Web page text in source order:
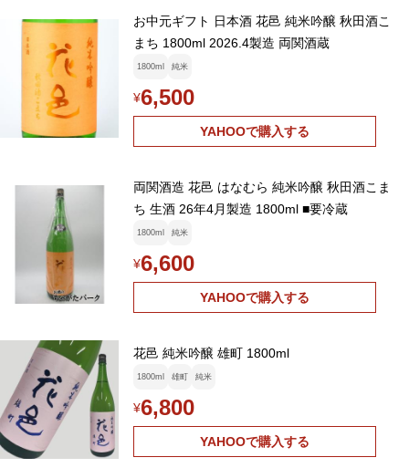
お中元ギフト 日本酒 花邑 純米吟醸 秋田酒こ
まち 1800ml 2026.4製造 両関酒蔵
1800ml 純米
¥6,500
YAHOOで購入する
両関酒造 花邑 はなむら 純米吟醸 秋田酒こま
ち 生酒 26年4月製造 1800ml ■要冷蔵
1800ml 純米
¥6,600
YAHOOで購入する
花邑 純米吟醸 雄町 1800ml
1800ml 雄町 純米
¥6,800
YAHOOで購入する